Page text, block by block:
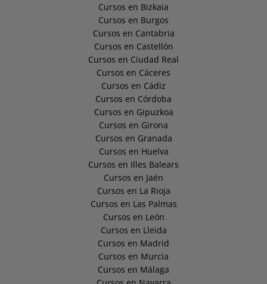
Cursos en Bizkaia
Cursos en Burgos
Cursos en Cantabria
Cursos en Castellón
Cursos en Ciudad Real
Cursos en Cáceres
Cursos en Cádiz
Cursos en Córdoba
Cursos en Gipuzkoa
Cursos en Girona
Cursos en Granada
Cursos en Huelva
Cursos en Illes Balears
Cursos en Jaén
Cursos en La Rioja
Cursos en Las Palmas
Cursos en León
Cursos en Lleida
Cursos en Madrid
Cursos en Murcia
Cursos en Málaga